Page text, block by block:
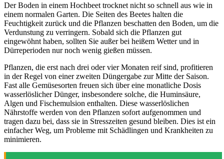
Der Boden in einem Hochbeet trocknet nicht so schnell aus wie in
einem normalen Garten. Die Seiten des Beetes halten die
Feuchtigkeit zurück und die Pflanzen beschatten den Boden, um die
Verdunstung zu verringern. Sobald sich die Pflanzen gut
eingewöhnt haben, sollten Sie außer bei heißem Wetter und in
Dürreperioden nur noch wenig gießen müssen.
Pflanzen, die erst nach drei oder vier Monaten reif sind, profitieren
in der Regel von einer zweiten Düngergabe zur Mitte der Saison.
Fast alle Gemüsesorten freuen sich über eine monatliche Dosis
wasserlöslicher Dünger, insbesondere solche, die Huminsäure,
Algen und Fischemulsion enthalten. Diese wasserlöslichen
Nährstoffe werden von den Pflanzen sofort aufgenommen und
tragen dazu bei, dass sie in Stresszeiten gesund bleiben. Dies ist ein
einfacher Weg, um Probleme mit Schädlingen und Krankheiten zu
minimieren.